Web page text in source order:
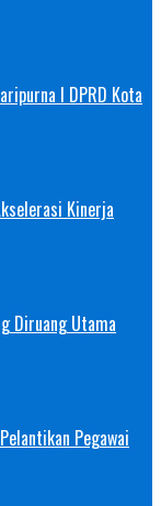
I DPRD Kota
Kinerja
Diruang Utama
Pegawai